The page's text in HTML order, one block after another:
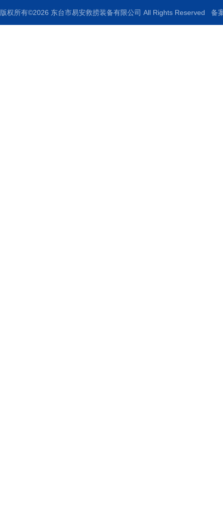
版权所有©2026 东台市易安救捞装备有限公司 All Rights Reserved 备